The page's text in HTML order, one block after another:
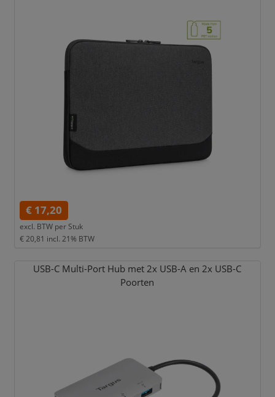
€ 17,20
excl. BTW per Stuk
€ 20,81 incl. 21% BTW
USB-C Multi-Port Hub met 2x USB-A en 2x USB-C
Poorten